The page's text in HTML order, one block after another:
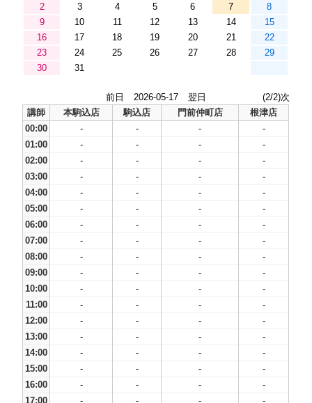
2
3 4 5 6 7
8
9
10 11 12 13 14
15
16
17 18 19 20 21
22
23
24 25 26 27 28
29
30
31
前日 2026-05-17 翌日
(2/2)次
講師
本駒込店 駒込店 門前仲町店
根津店
00:00
- - -
-
01:00
- - -
-
02:00
- - -
-
03:00
- - -
-
04:00
- - -
-
05:00
- - -
-
06:00
- - -
-
07:00
- - -
-
08:00
- - -
-
09:00
- - -
-
10:00
- - -
-
11:00
- - -
-
12:00
- - -
-
13:00
- - -
-
14:00
- - -
-
15:00
- - -
-
16:00
- - -
-
17:00
- - -
-